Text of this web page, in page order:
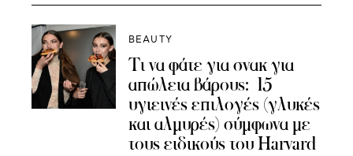
BEAUTY
Τι να φάτε για σνακ για
απώλεια βάρους: 15
υγιεινές επιλογές (γλυκές
και αλμυρές) σύμφωνα με
τους ειδικούς του Harvard